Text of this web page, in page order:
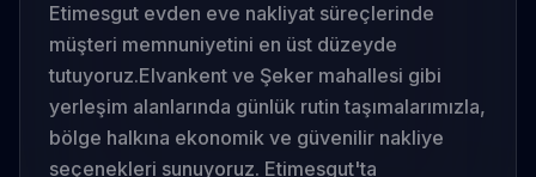
Etimesgut evden eve nakliyat süreçlerinde
müşteri memnuniyetini en üst düzeyde
tutuyoruz.Elvankent ve Şeker mahallesi gibi
yerleşim alanlarında günlük rutin taşımalarımızla,
bölge halkına ekonomik ve güvenilir nakliye
seçenekleri sunuyoruz. Etimesgut'ta